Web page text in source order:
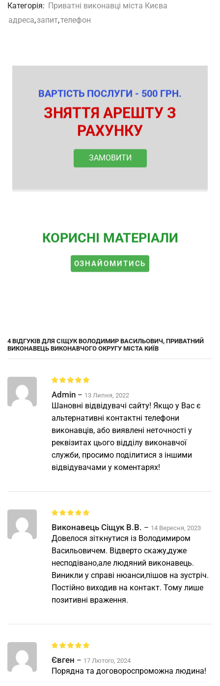
Категорія: Приватні виконавці міста Києва
адреса,запит,телефон
ВАРТІСТЬ ПОСЛУГИ - 500 ГРН.
ЗНЯТТЯ АРЕШТУ З
РАХУНКУ
ЗАМОВИТИ
КОРИСНІ МАТЕРІАЛИ
ОЗНАЙОМИТИСЬ
4 ВІДГУКІВ ДЛЯ СІЩУК ВОЛОДИМИР ВАСИЛЬОВИЧ, ПРИВАТНИЙ
ВИКОНАВЕЦЬ ВИКОНАВЧОГО ОКРУГУ МІСТА КИЇВ
Admin – 13 Липня, 2022
Шановні відвідувачі сайту! Якщо у Вас є
альтернативні контактні телефони
виконавців, або виявлені неточності у
реквізитах цього відділу виконавчої
служби, просимо поділитися з іншими
відвідувачами у коментарях!
Виконавець Сіщук В.В. – 14 Вересня, 2023
Довелося зіткнутися із Володимиром
Васильовичем. Відверто скажу,дуже
несподівано,але людяний виконавець.
Виникли у справі нюанси,пішов на зустріч.
Постійно виходив на контакт. Тому лише
позитивні враження.
Євген – 17 Лютого, 2024
Порядна та договороспроможна людина!